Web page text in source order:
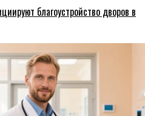
благоустройство дворов в